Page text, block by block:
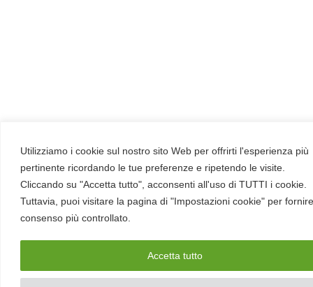
Utilizziamo i cookie sul nostro sito Web per offrirti l'esperienza più
pertinente ricordando le tue preferenze e ripetendo le visite.
Cliccando su "Accetta tutto", acconsenti all'uso di TUTTI i cookie.
Tuttavia, puoi visitare la pagina di "Impostazioni cookie" per
consenso più controllato.
Accetta tutto
fedele al mondo reale della sicurezza
C'è spazio anche per le aziende, che
possono usare Betti come strumento di
awareness diverso dai soliti corsi:
acquistare i volumi, personalizzarli con il
proprio brand o sponsorizzare nuovi